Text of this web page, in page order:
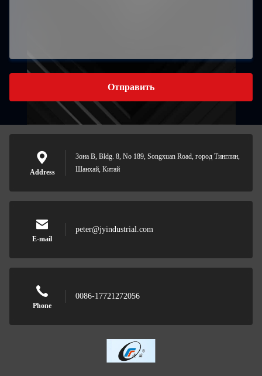
Отправить
Address
Зона B, Bldg. 8, No 189, Songxuan Road, город Тинглин,
Шанхай, Китай
E-mail
peter@jyindustrial.com
Phone
0086-17721272056